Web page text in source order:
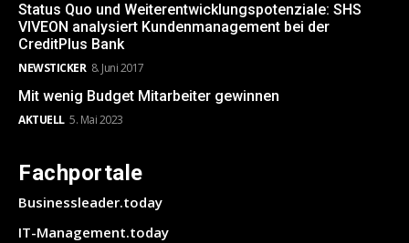
Status Quo und Weiterentwicklungspotenziale: SHS
VIVEON analysiert Kundenmanagement bei der
CreditPlus Bank
NEWSTICKER 8. Juni 2017
Mit wenig Budget Mitarbeiter gewinnen
AKTUELL 5. Mai 2023
Fachportale
Businessleader.today
IT-Management.today